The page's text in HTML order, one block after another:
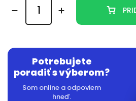
Potrebujete
poradiť s výberom?
Som online a odpoviem
hneď.